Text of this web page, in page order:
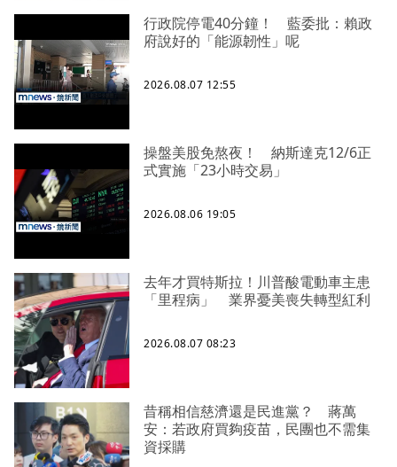
行政院停電40分鐘！ 藍委批：賴政
府說好的「能源韌性」呢
2026.08.07 12:55
操盤美股免熬夜！ 納斯達克12/6正
式實施「23小時交易」
2026.08.06 19:05
去年才買特斯拉！川普酸電動車主患
「里程病」 業界憂美喪失轉型紅利
2026.08.07 08:23
昔稱相信慈濟還是民進黨？ 蔣萬
安：若政府買夠疫苗，民團也不需集
資採購